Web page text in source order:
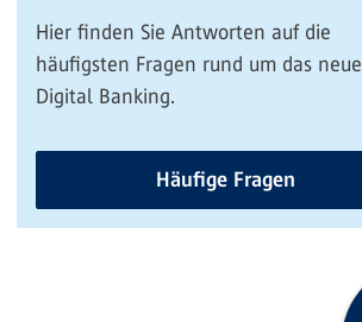
Hier finden Sie Antworten auf die
häufigsten Fragen rund um das neue
Digital Banking.
Häufige Fragen